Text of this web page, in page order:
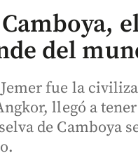
del
fue la
llegó a
de Camboya